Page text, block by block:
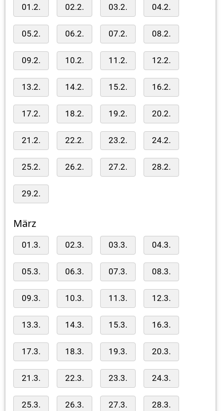
01.2. 02.2. 03.2. 04.2.
05.2. 06.2. 07.2. 08.2.
09.2. 10.2. 11.2. 12.2.
13.2. 14.2. 15.2. 16.2.
17.2. 18.2. 19.2. 20.2.
21.2. 22.2. 23.2. 24.2.
25.2. 26.2. 27.2. 28.2.
29.2.
März
01.3. 02.3. 03.3. 04.3.
05.3. 06.3. 07.3. 08.3.
09.3. 10.3. 11.3. 12.3.
13.3. 14.3. 15.3. 16.3.
17.3. 18.3. 19.3. 20.3.
21.3. 22.3. 23.3. 24.3.
25.3. 26.3. 27.3. 28.3.